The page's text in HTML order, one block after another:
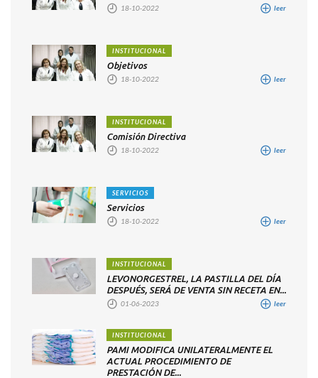
18-10-2022 leer
INSTITUCIONAL
Objetivos
18-10-2022 leer
INSTITUCIONAL
Comisión Directiva
18-10-2022 leer
SERVICIOS
Servicios
18-10-2022 leer
INSTITUCIONAL
LEVONORGESTREL, LA PASTILLA DEL DÍA
DESPUÉS, SERÁ DE VENTA SIN RECETA EN...
01-06-2023 leer
INSTITUCIONAL
PAMI MODIFICA UNILATERALMENTE EL
ACTUAL PROCEDIMIENTO DE
PRESTACIÓN DE...